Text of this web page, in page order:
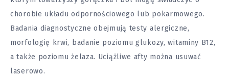
chorobie układu odpornościowego lub pokarmowego.
Badania diagnostyczne obejmują testy alergiczne,
morfologię krwi, badanie poziomu glukozy, witaminy B12,
a także poziomu żelaza. Uciążliwe afty można usuwać
laserowo.